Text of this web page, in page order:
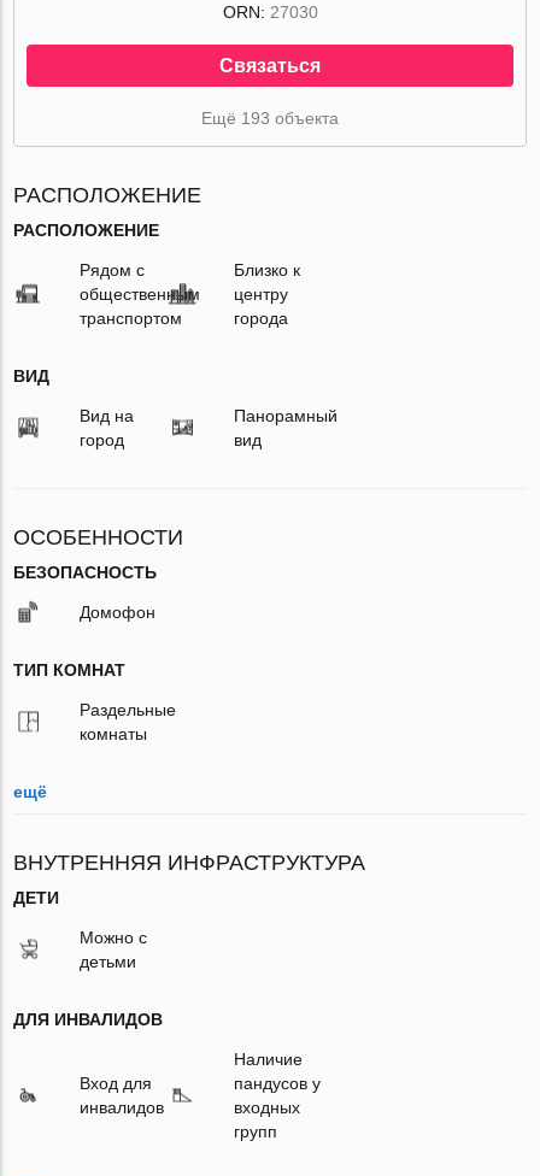
ORN: 27030
Связаться
Ещё 193 объекта
РАСПОЛОЖЕНИЕ
РАСПОЛОЖЕНИЕ
Рядом с
общественным
транспортом
Близко к
центру
города
ВИД
Вид на
город
Панорамный
вид
ОСОБЕННОСТИ
БЕЗОПАСНОСТЬ
Домофон
ТИП КОМНАТ
Раздельные
комнаты
ещё
ВНУТРЕННЯЯ ИНФРАСТРУКТУРА
ДЕТИ
Можно с
детьми
ДЛЯ ИНВАЛИДОВ
Вход для
инвалидов
Наличие
пандусов у
входных
групп